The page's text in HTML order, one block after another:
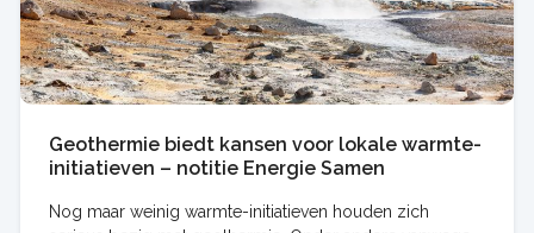
Geothermie biedt kansen voor lokale warmte-
initiatieven – notitie Energie Samen
Nog maar weinig warmte-initiatieven houden zich